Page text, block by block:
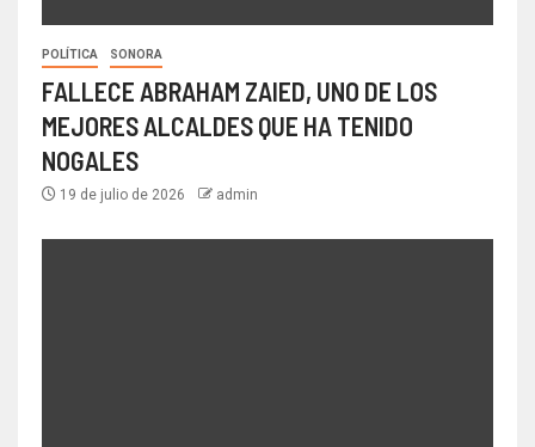
POLÍTICA SONORA
FALLECE ABRAHAM ZAIED, UNO DE LOS
MEJORES ALCALDES QUE HA TENIDO
NOGALES
19 de julio de 2026 admin